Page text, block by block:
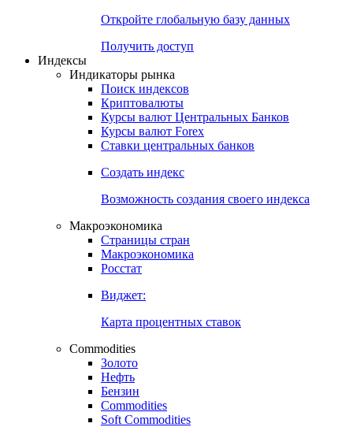
Откройте глобальную базу данных
Получить доступ
Индексы
Индикаторы рынка
Поиск индексов
Криптовалюты
Курсы валют Центральных Банков
Курсы валют Forex
Ставки центральных банков
Создать индекс
Возможность создания своего индекса
Макроэкономика
Страницы стран
Макроэкономика
Росстат
Виджет:
Карта процентных ставок
Commodities
Золото
Нефть
Бензин
Commodities
Soft Commodities